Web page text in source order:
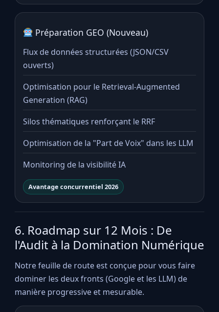
Préparation GEO (Nouveau)
Flux de données structurées (JSON/CSV
ouverts)
Optimisation pour le Retrieval-Augmented
Generation (RAG)
Silos thématiques renforçant le RRF
Optimisation de la "Part de Voix" dans les LLM
Monitoring de la visibilité IA
Avantage concurrentiel 2026
6. Roadmap sur 12 Mois : De
l'Audit à la Domination Numérique
Notre feuille de route est conçue pour vous faire
dominer les deux fronts (Google et les LLM) de
manière progressive et mesurable.